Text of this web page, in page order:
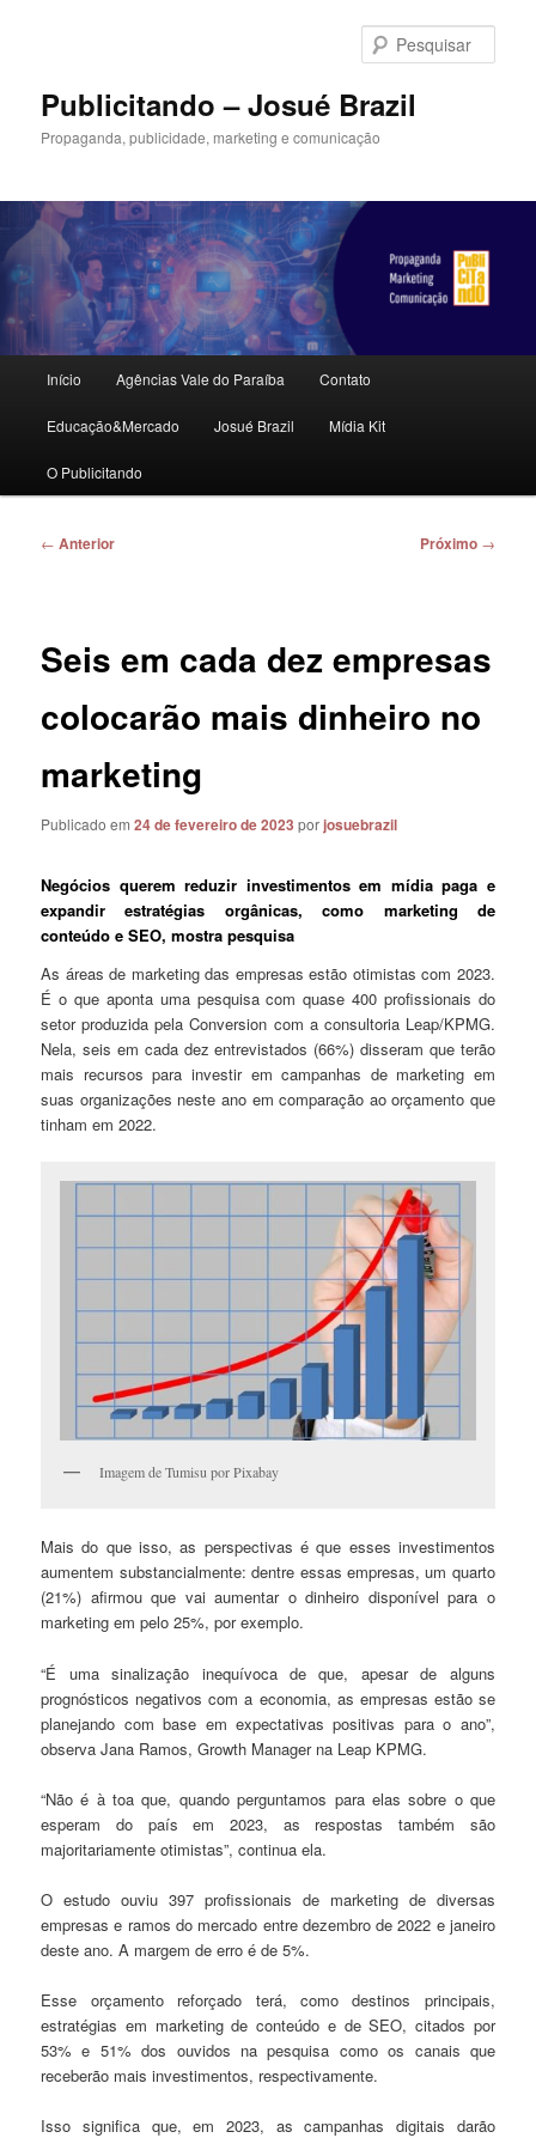
principalPublicitando – Josué Brazil
Propaganda, publicidade, marketing e comunicação
principal
Início Agências Vale do Paraíba Contato
Educação&Mercado Josué Brazil Mídia Kit
O Publicitando
Navegação
← Anterior Próximo →
Seis em cada dez empresas
colocarão mais dinheiro no
marketing
Publicado em24 de fevereiro de 2023 porjosuebrazil
Negócios querem reduzir investimentos em mídia paga e
expandir estratégias orgânicas, como marketing de
conteúdo e SEO, mostra pesquisa
As áreas de marketing das empresas estão otimistas com 2023.
É o que aponta uma pesquisa com quase 400 profissionais do
setor produzida pela Conversion com a consultoria Leap/KPMG.
Nela, seis em cada dez entrevistados (66%) disseram que terão
mais recursos para investir em campanhas de marketing em
suas organizações neste ano em comparação ao orçamento que
tinham em 2022.
Imagem de Tumisu por Pixabay
Mais do que isso, as perspectivas é que esses investimentos
aumentem substancialmente: dentre essas empresas, um quarto
(21%) afirmou que vai aumentar o dinheiro disponível para o
marketing em pelo 25%, por exemplo.
“É uma sinalização inequívoca de que, apesar de alguns
prognósticos negativos com a economia, as empresas estão se
planejando com base em expectativas positivas para o ano”,
observa Jana Ramos, Growth Manager na Leap KPMG.
“Não é à toa que, quando perguntamos para elas sobre o que
esperam do país em 2023, as respostas também são
majoritariamente otimistas”, continua ela.
O estudo ouviu 397 profissionais de marketing de diversas
empresas e ramos do mercado entre dezembro de 2022 e janeiro
deste ano. A margem de erro é de 5%.
Esse orçamento reforçado terá, como destinos principais,
estratégias em marketing de conteúdo e de SEO, citados por
53% e 51% dos ouvidos na pesquisa como os canais que
receberão mais investimentos, respectivamente.
Isso significa que, em 2023, as campanhas digitais darão